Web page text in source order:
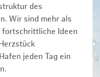
des
Wir sind mehr als
fortschrittliche Ideen
jeden Tag ein